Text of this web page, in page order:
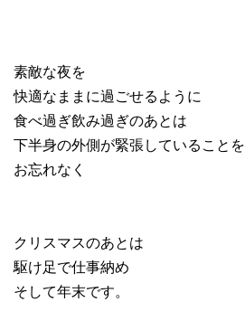
素敵な夜を
快適なままに過ごせるように
食べ過ぎ飲み過ぎのあとは
下半身の外側が緊張していることを
お忘れなく
クリスマスのあとは
駆け足で仕事納め
そして年末です。